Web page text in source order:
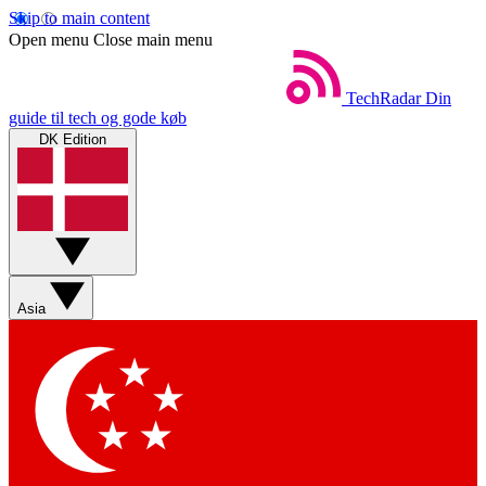
Skip to main content
Open menu Close main menu
TechRadar Din
guide til tech og gode køb
DK Edition
Asia